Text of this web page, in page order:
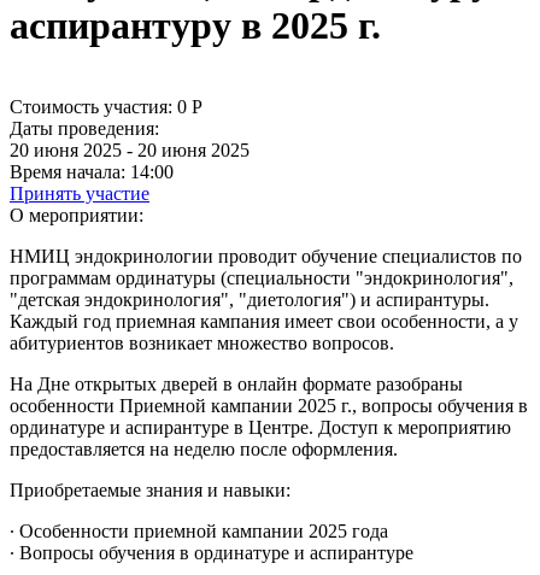
аспирантуру в 2025 г.
Стоимость участия: 0 Р
Даты проведения:
20 июня 2025 - 20 июня 2025
Время начала: 14:00
Принять участие
О мероприятии:
НМИЦ эндокринологии проводит обучение специалистов по
программам ординатуры (специальности "эндокринология",
"детская эндокринология", "диетология") и аспирантуры.
Каждый год приемная кампания имеет свои особенности, а у
абитуриентов возникает множество вопросов.
На Дне открытых дверей в онлайн формате разобраны
особенности Приемной кампании 2025 г., вопросы обучения в
ординатуре и аспирантуре в Центре. Доступ к мероприятию
предоставляется на неделю после оформления.
Приобретаемые знания и навыки:
∙ Особенности приемной кампании 2025 года
∙ Вопросы обучения в ординатуре и аспирантуре